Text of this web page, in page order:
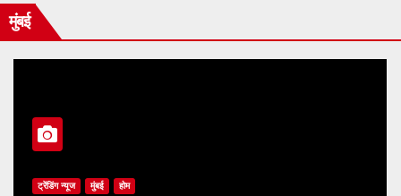
मुंबई
ट्रेंडिंग न्यूज मुंबई होम